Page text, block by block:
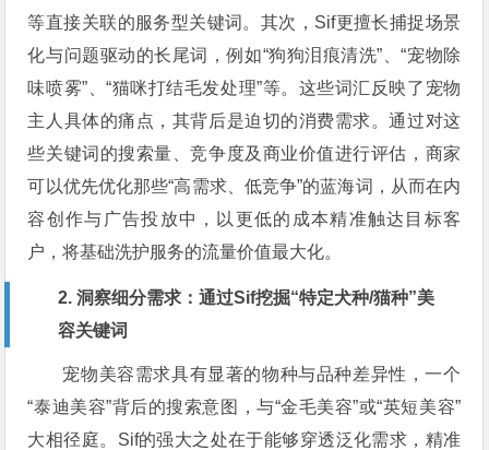
等直接关联的服务型关键词。其次，Sif更擅长捕捉场景
化与问题驱动的长尾词，例如“狗狗泪痕清洗”、“宠物除
味喷雾”、“猫咪打结毛发处理”等。这些词汇反映了宠物
主人具体的痛点，其背后是迫切的消费需求。通过对这
些关键词的搜索量、竞争度及商业价值进行评估，商家
可以优先优化那些“高需求、低竞争”的蓝海词，从而在内
容创作与广告投放中，以更低的成本精准触达目标客
户，将基础洗护服务的流量价值最大化。
2. 洞察细分需求：通过Sif挖掘“特定犬种/猫种”美
容关键词
宠物美容需求具有显著的物种与品种差异性，一个
“泰迪美容”背后的搜索意图，与“金毛美容”或“英短美容”
大相径庭。Sif的强大之处在于能够穿透泛化需求，精准